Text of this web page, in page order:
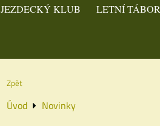
JEZDECKÝ KLUB LETNÍ TÁBOR
Zpět
Úvod
Novinky